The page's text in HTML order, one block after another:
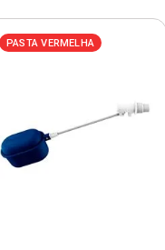
PASTA VERMELHA